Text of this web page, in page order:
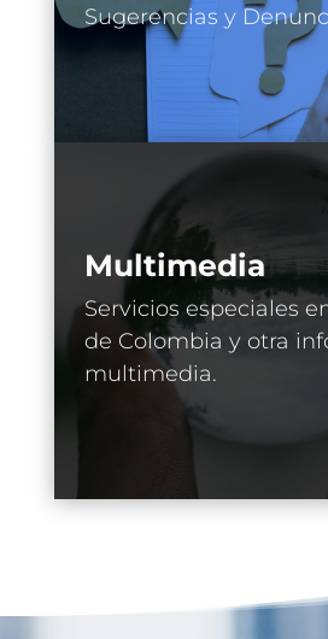
Sugerencias y
Multimedia
Servicios especiales
de Colombia y otra
multimedia.